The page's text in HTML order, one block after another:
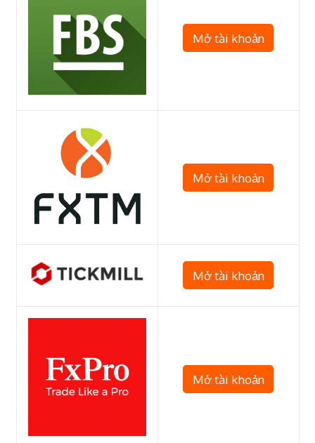
Mở tài khoản
Mở tài khoản
Mở tài khoản
Mở tài khoản